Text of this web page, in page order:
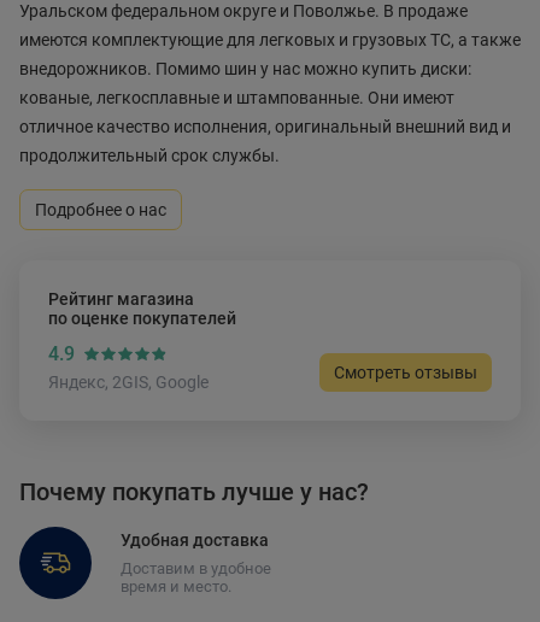
Уральском федеральном округе и Поволжье. В продаже
имеются комплектующие для легковых и грузовых ТС, а также
внедорожников. Помимо шин у нас можно купить диски:
кованые, легкосплавные и штампованные. Они имеют
отличное качество исполнения, оригинальный внешний вид и
продолжительный срок службы.
Подробнее о нас
Рейтинг магазина
по оценке покупателей
4.9
Яндекс, 2GIS, Google Смотреть отзывы
Почему покупать лучше у нас?
Удобная доставка
Доставим в удобное
время и место.